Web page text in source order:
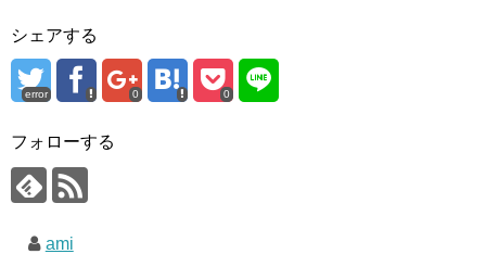
シェアする
error 0 0
フォローする
ami